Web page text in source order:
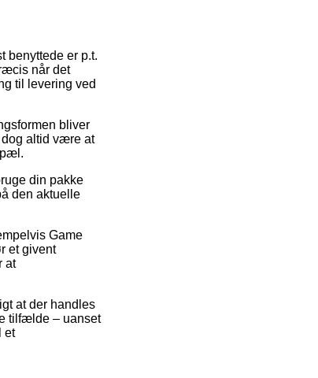
benyttede er p.t.
når det
til levering ved
bliver
dog altid være at
din pakke
den aktuelle
Game
et givent
at
at der handles
tilfælde – uanset
et